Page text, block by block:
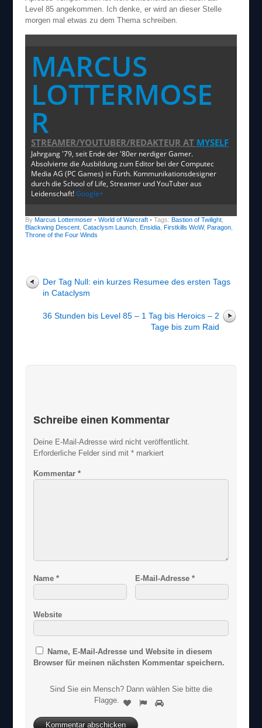
Level 85 angekommen. Ich denke, er wird an dieser Stelle
morgen mal etwas zu dem Thema schreiben.
MARCUS
LOTTERMOSE
R
STREAMER/YOUTUBER/REDAKTEURAT MYSELF
Jahrgang '79, seit Ende der '80er nerdiger Gamer.
Absolvierte die Ausbildung zum Editor bei der Computec
Media AG (PC Games) in Fürth. Kommunikationsdesigner
durch die School of Life, Streamer und YouTuber aus
Leidenschaft!Google+
By Marcus Lottermoser• World of Warcraft • Tags: Bastion of Twilight,
Blackwing Descent, Cataclysm Launch, Ensidia, Firstkills WoW, Paragon,
Throne of the Four Winds
Der Tag Null: ein kurzes Resumee des ersten Tags
in Cataclysm
36 Stunden bis Level 85 – 1 Tag bis Heroics – 2
Tage bis zum Raid
Schreibe einen Kommentar
Deine E-Mail-Adresse wird nicht veröffentlicht.
Erforderliche Felder sind mit* markiert
Kommentar*
Name* E-Mail-Adresse *
Website
Name, E-Mail-Adresse und Website in diesem
Browser für meinen nächsten Kommentar speichern.
Sind Sie ein Mensch? Dann wählen Sie bitte die
Flagge
S
n